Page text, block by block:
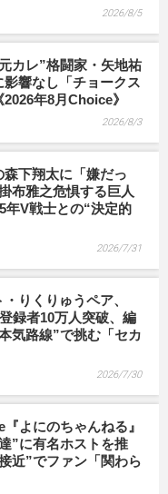
2026/8/5
カレ”格闘家・矢地祐
響なし「チョークス
年8月Choice》
2026/8/3
下翔太に「嫌だっ
布雅之危惧する巨人
年V戦士との“決定的
2026/7/31
りくりゅうペア、
録者10万人突破、編
気路線”で挑む「セカ
2026/7/30
よにのちゃんねる』
”に有名ホストを推
近”でファン「関わら